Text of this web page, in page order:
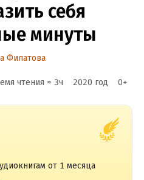
себя
минуты
Филатова
чтения ≈ 3ч 2020 год 0+
от 1 месяца